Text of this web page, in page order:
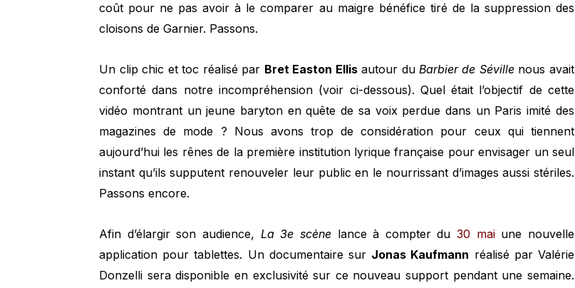
coût pour ne pas avoir à le comparer au maigre bénéfice tiré de la suppression des
cloisons de Garnier. Passons.
Un clip chic et toc réalisé par Bret Easton Ellisautour du Barbier de Séville nous avait
conforté dans notre incompréhension (voir ci-dessous). Quel était l’objectif de cette
vidéo montrant un jeune baryton en quête de sa voix perdue dans un Paris imité des
magazines de mode ? Nous avons trop de considération pour ceux qui tiennent
aujourd’hui les rênes de la première institution lyrique française pour envisager un seul
instant qu’ils supputent renouveler leur public en le nourrissant d’images aussi stériles.
Passons encore.
Afin d’élargir son audience, La 3e scènelance à compter du30 maiune nouvelle
application pour tablettes. Un documentaire sur Jonas Kaufmann réalisé par Valérie
Donzelli sera disponible en exclusivité sur ce nouveau support pendant une semaine.